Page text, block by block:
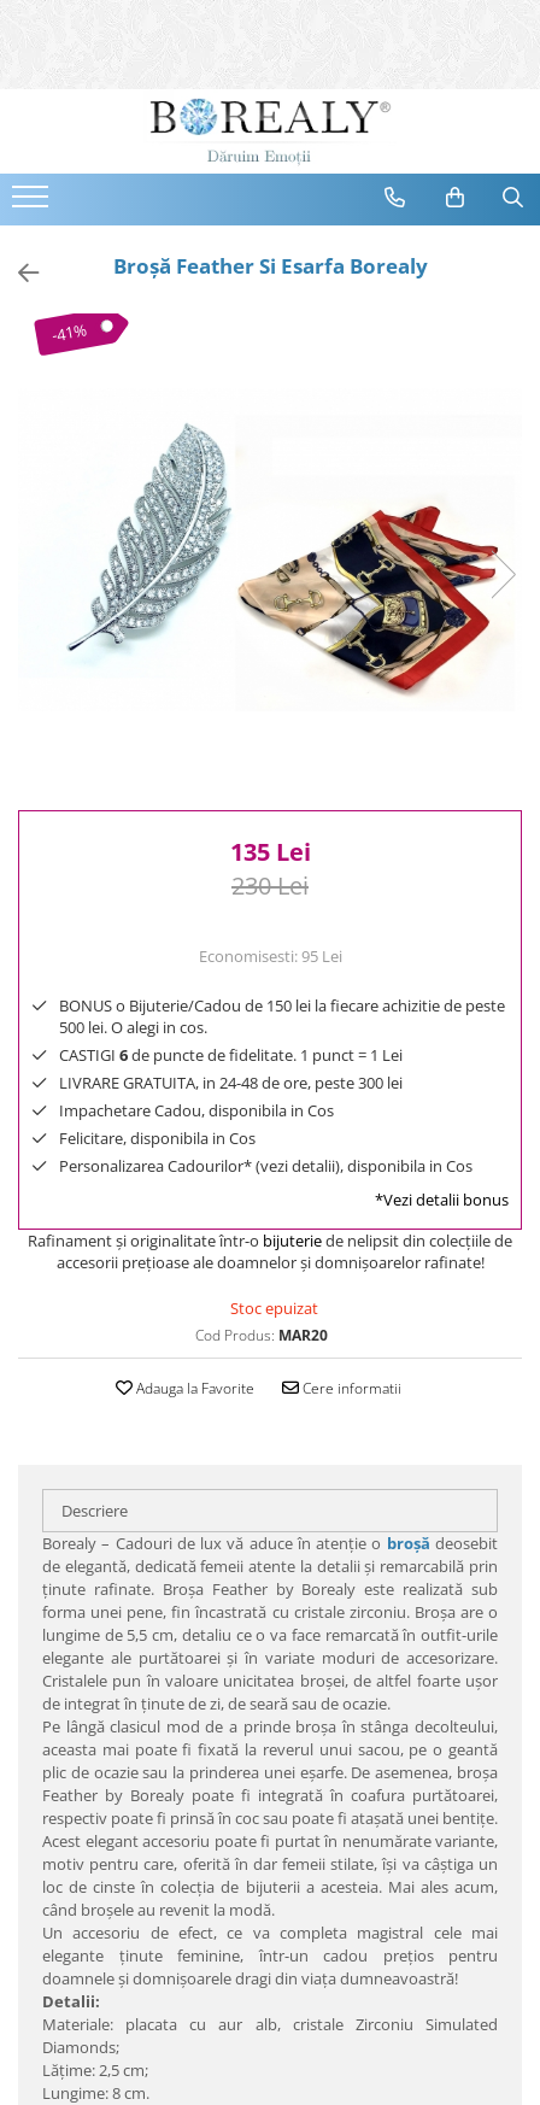
Bijuterii
Cercei
Bratari
Coliere
Brose
Tiare
Bijuterii Mirese
Cele mai noi
Cele mai vandute
Cele mai votate
200 Lei - 300 Lei
Broşă Feather Si Esarfa Borealy
-41%
135 Lei
230 Lei
Economisesti:95 Lei
BONUS o Bijuterie/Cadou de 150 lei la fiecare achizitie de peste
500 lei. O alegi in cos.
CASTIGI 6de puncte de fidelitate. 1 punct = 1 Lei
LIVRARE GRATUITA, in 24-48 de ore, peste 300 lei
Impachetare Cadou, disponibila in Cos
Felicitare, disponibila in Cos
Personalizarea Cadourilor* (vezi detalii), disponibila in Cos
*Vezi detalii bonus
Rafinament şi originalitate într-o bijuteriede nelipsit din colecţiile de
accesorii preţioase ale doamnelor şi domnişoarelor rafinate!
Stoc epuizat
Cod Produs: MAR20
Adauga la Favorite Cere informatii
Descriere
Borealy – Cadouri de lux vă aduce în atenţie o broşă deosebit
de elegantă, dedicată femeii atente la detalii şi remarcabilă prin
ţinute rafinate. Broşa Feather by Borealy este realizată sub
forma unei pene, fin încastrată cu cristale zirconiu. Broşa are o
lungime de 5,5 cm, detaliu ce o va face remarcată în outfit-urile
elegante ale purtătoarei şi în variate moduri de accesorizare.
Cristalele pun în valoare unicitatea broşei, de altfel foarte uşor
de integrat în ţinute de zi, de seară sau de ocazie.
Pe lângă clasicul mod de a prinde broşa în stânga decolteului,
aceasta mai poate fi fixată la reverul unui sacou, pe o geantă
plic de ocazie sau la prinderea unei eşarfe. De asemenea, broşa
Feather by Borealy poate fi integrată în coafura purtătoarei,
respectiv poate fi prinsă în coc sau poate fi ataşată unei bentiţe.
Acest elegant accesoriu poate fi purtat în nenumărate variante,
motiv pentru care, oferită în dar femeii stilate, îşi va câştiga un
loc de cinste în colecţia de bijuterii a acesteia. Mai ales acum,
când broşele au revenit la modă.
Un accesoriu de efect, ce va completa magistral cele mai
elegante ţinute feminine, într-un cadou preţios pentru
doamnele şi domnişoarele dragi din viaţa dumneavoastră!
Detalii:
Materiale: placata cu aur alb, cristale Zirconiu Simulated
Diamonds;
Lăţime: 2,5 cm;
Lungime: 8 cm.